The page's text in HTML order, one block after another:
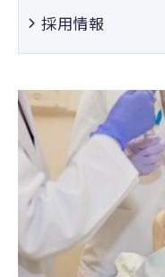
採用情報